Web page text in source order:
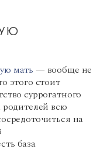
мать — вообще не
этого стоит
суррогатного
родителей всю
на
база